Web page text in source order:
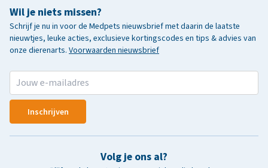
Wil je niets missen?
Schrijf je nu in voor de Medpets nieuwsbrief met daarin de laatste
nieuwtjes, leuke acties, exclusieve kortingscodes en tips & advies van
onze dierenarts. Voorwaarden nieuwsbrief
Inschrijven
Volg je ons al?